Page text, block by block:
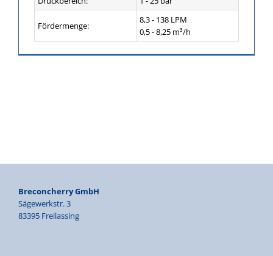
Fördermenge:
8,3 - 138 LPM
0,5 - 8,25 m³/h
Breconcherry GmbH
Sägewerkstr. 3
83395 Freilassing